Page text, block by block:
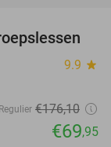
60%
9.9 star
Regulier €176,10
€69,95